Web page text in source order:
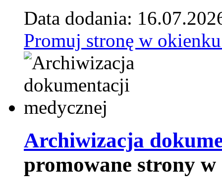
Data dodania:
Promuj stronę w
Archiwizacja
promowane strony